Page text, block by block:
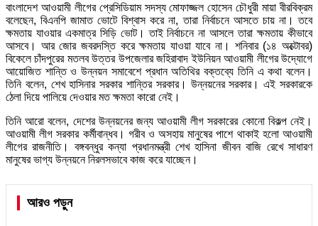
বাংলাদেশ আওয়ামী লীগের প্রেসিডিয়াম সদস্য মোফাজ্জল হোসেন চৌধুরী মায়া বীরবিক্রম
বলেছেন, বিএনপি জামাত ভোটে বিশ্বাস করে না, তারা নির্বাচনে আসতে চায় না। তবে
ক্ষমতায় যাওয়ার একমাত্র সিড়ি ভোট। তাই নির্বাচনে না আসলে তারা ক্ষমতায় কীভাবে
আসবে। আর জোর জবরদস্তি করে ক্ষমতায় যাওয়া যাবে না। শনিবার (১৪ অক্টোবর)
বিকেলে চাঁদপুরের মতলব উত্তর উপজেলার জহিরাবাদ ইউনিয়ন আওয়ামী লীগের উদ্যোগে
আয়োজিত শান্তি ও উন্নয়ন সমাবেশে প্রধান অতিথির বক্তব্যে তিনি এ কথা বলেন।
তিনি বলেন, শেখ হাসিনার সরকার শান্তির সরকার। উন্নয়নের সরকার। এই সরকারকে
ঠেলা দিয়ে পালিয়ে দেওয়ার মত ক্ষমতা কারো নেই।
তিনি আরো বলেন, দেশের উন্নয়নের জন্য আওয়ামী লীগ সরকারের কোনো বিকল্প নেই।
আওয়ামী লীগ সরকার কর্মীবান্ধব। গরীব ও অসহায় মানুষের পাশে থাকাই হলো আওয়ামী
লীগের রাজনীতি। বঙ্গবন্ধুর কন্যা প্রধানমন্ত্রী শেখ হাসিনা জীবন বাজি রেখে সাধারণ
মানুষের ভাগ্য উন্নয়নে নিরলসভাবে কাজ করে যাচ্ছেন।
আরও পড়ুন